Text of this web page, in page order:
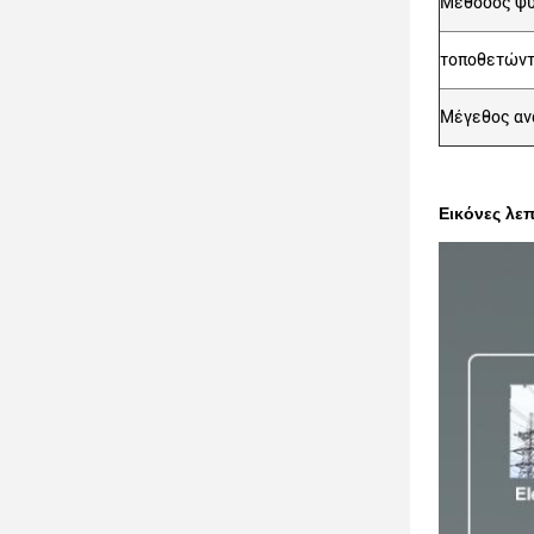
Μέγεθος
Εικόνες